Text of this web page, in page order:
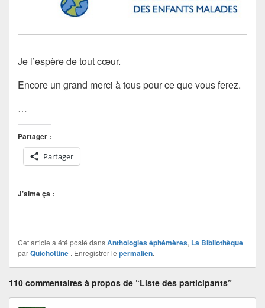
Je l’espère de tout cœur.
Encore un grand merci à tous pour ce que vous ferez.
…
Partager :
Partager
J’aime ça :
Cet article a été posté dansAnthologies éphémères, La Bibliothèque
parQuichottine . Enregistrer le permalien.
110 commentaires à propos de “Liste des participants”